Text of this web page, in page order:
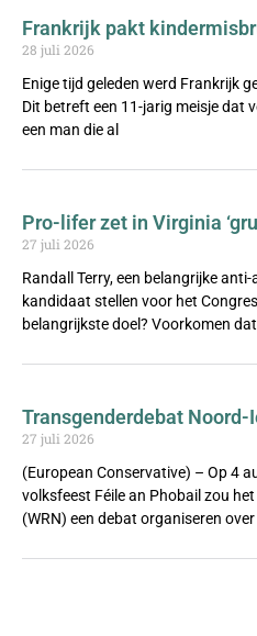
Frankrijk pakt
28 juli 2026
Enige tijd geleden werd Frankrijk
Dit betreft een 11-jarig meisje dat
een man die al
Pro-lifer zet in Virginia
27 juli 2026
Randall Terry, een belangrijke
kandidaat stellen voor het
belangrijkste doel? Voorkomen
Transgenderdebat
27 juli 2026
(European Conservative) – Op 4
volksfeest Féile an Phobail zou
(WRN) een debat organiseren